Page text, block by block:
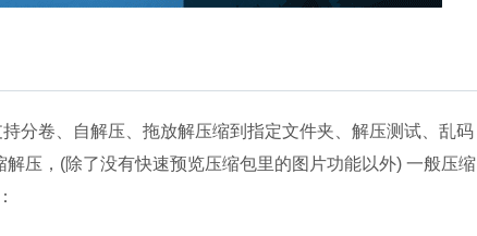
分卷、自解压、拖放解压缩到指定文件夹、解压测试、乱码
压，(除了没有快速预览压缩包里的图片功能以外) 一般压缩